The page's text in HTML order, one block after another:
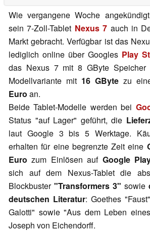
Wie vergangene Woche
sein 7-Zoll-Tablet Nexus 7 auch in
Markt gebracht. Verfügbar ist das
lediglich online über Googles Play
das Nexus 7 mit 8 GByte Speicher
Modellvariante mit 16 GByte zu
Euro an.
Beide Tablet-Modelle werden bei
Status "auf Lager" geführt, die
laut Google 3 bis 5 Werktage.
erhalten für eine begrenzte Zeit eine
Euro zum Einlösen auf Google
sich auf dem Nexus-Tablet die
Blockbuster "Transformers 3" sowie
deutschen Literatur: Goethes
Galotti" sowie "Aus dem Leben
Joseph von Eichendorff.